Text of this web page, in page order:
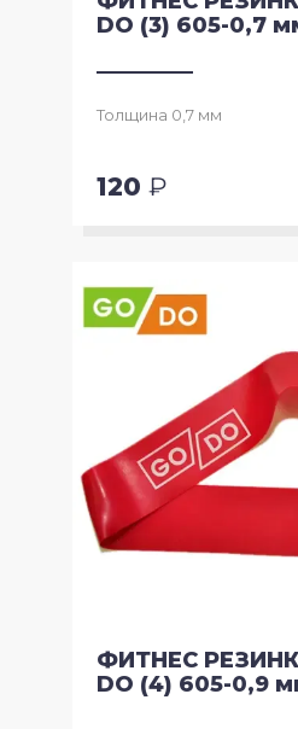
DO (3) 605-0,7
Толщина 0,7 мм
120 ₽
ФИТНЕС
DO (4) 605-0,9